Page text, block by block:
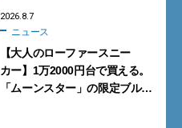
2026.8.7
ニュース
【大人のローファースニー
カー】1万2000円台で買える。
「ムーンスター」の限定ブルー